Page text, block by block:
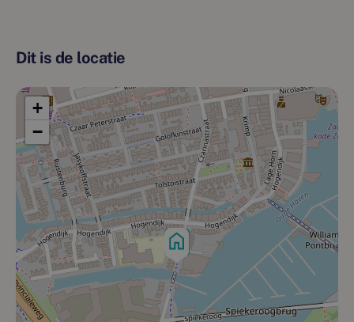
een centrale ligging met optimaal gemak – ideaal voor
jouw nieuwe thuis.
Dit is de locatie
+
−